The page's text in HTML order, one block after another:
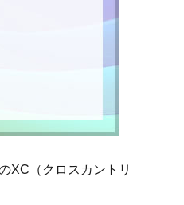
XC（クロスカントリ